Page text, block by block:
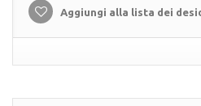
Aggiungi alla lista dei